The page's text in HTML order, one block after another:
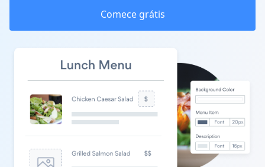
Comece grátis